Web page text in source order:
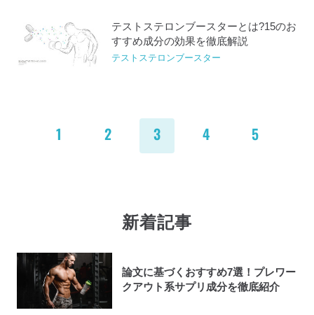
テストステロンブースターとは?15のお
すすめ成分の効果を徹底解説
テストステロンブースター
1 2 3 4 5
新着記事
論文に基づくおすすめ7選！プレワー
クアウト系サプリ成分を徹底紹介